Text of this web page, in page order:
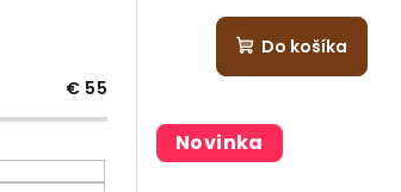
€ 55
Do košíka
Novinka